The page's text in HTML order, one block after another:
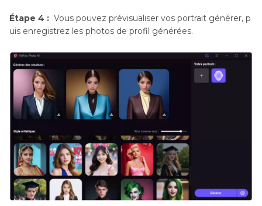
Étape 4 : Vous pouvez prévisualiser vos portrait générer, p
uis enregistrez les photos de profil générées.